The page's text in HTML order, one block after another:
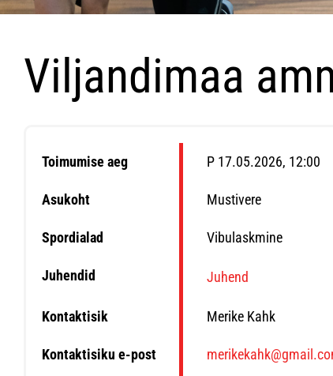
Viljandimaa
Toimumise aeg P 17.05.2026, 12:00
Asukoht Mustivere
Spordialad Vibulaskmine
Juhendid Juhend
Kontaktisik Merike Kahk
Kontaktisiku e-post